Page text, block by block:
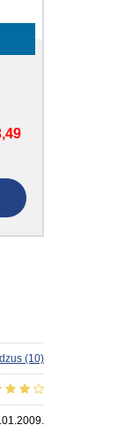
(10)